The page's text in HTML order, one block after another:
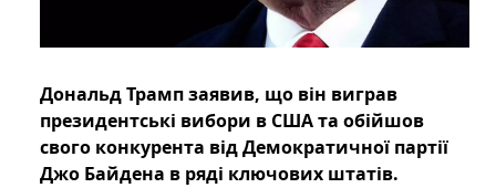
Дональд Трамп заявив, що він виграв
президентські вибори в США та обійшов
свого конкурента від Демократичної партії
Джо Байдена в ряді ключових штатів.